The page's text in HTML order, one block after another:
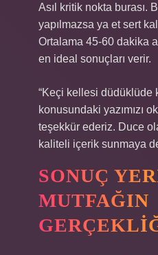
Asıl kritik nokta burası.
yapılmazsa ya et sert
Ortalama 45-60 dakika
en ideal sonuçları verir.
“Keçi kellesi düdüklüde
konusundaki yazımızı
teşekkür ederiz. Duce
kaliteli içerik sunmaya
SONUÇ
MUTFAĞIN